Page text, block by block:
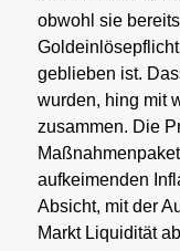
obwohl sie
geblieben ist.
wurden, hing mit
zusammen. Die
aufkeimenden
Absicht, mit der
Markt Liquidität